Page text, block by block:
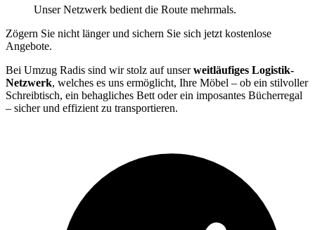
Unser Netzwerk bedient die Route mehrmals.
Zögern Sie nicht länger und sichern Sie sich jetzt kostenlose
Angebote.
Bei Umzug Radis sind wir stolz auf unserweitläufiges Logistik-
Netzwerk, welches es uns ermöglicht, Ihre Möbel – ob ein stilvoller
Schreibtisch, ein behagliches Bett oder ein imposantes Bücherregal
– sicher und effizient zu transportieren.